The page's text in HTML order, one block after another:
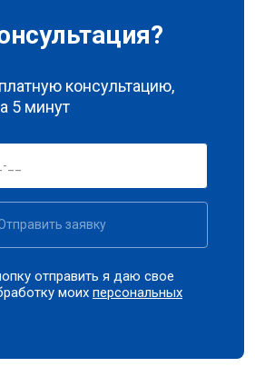
консультацию,
5 минут
заявку
отправить я даю свое
моихперсональных